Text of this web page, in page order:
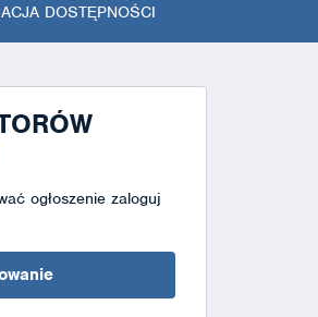
DOSTĘPNOŚCI
ogłoszenie zaloguj